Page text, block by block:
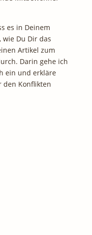
es in Deinem
Du Dir das
Artikel zum
Darin gehe ich
ein und erkläre
den Konflikten